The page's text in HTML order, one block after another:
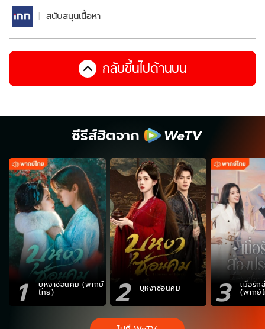
สนับสนุนเนื้อหา
กลับขึ้นไปด้านบน
ซีรีส์ฮิตจาก
1 บุหงาซ่อนคม (พากย์
ไทย) 2 บุหงาซ่อนคม 3 เมื่อรัก
(พากย์